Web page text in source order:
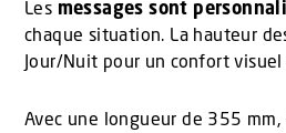
Les messages sont
chaque situation. La hauteur
Jour/Nuit pour un confort
Avec une longueur de 355